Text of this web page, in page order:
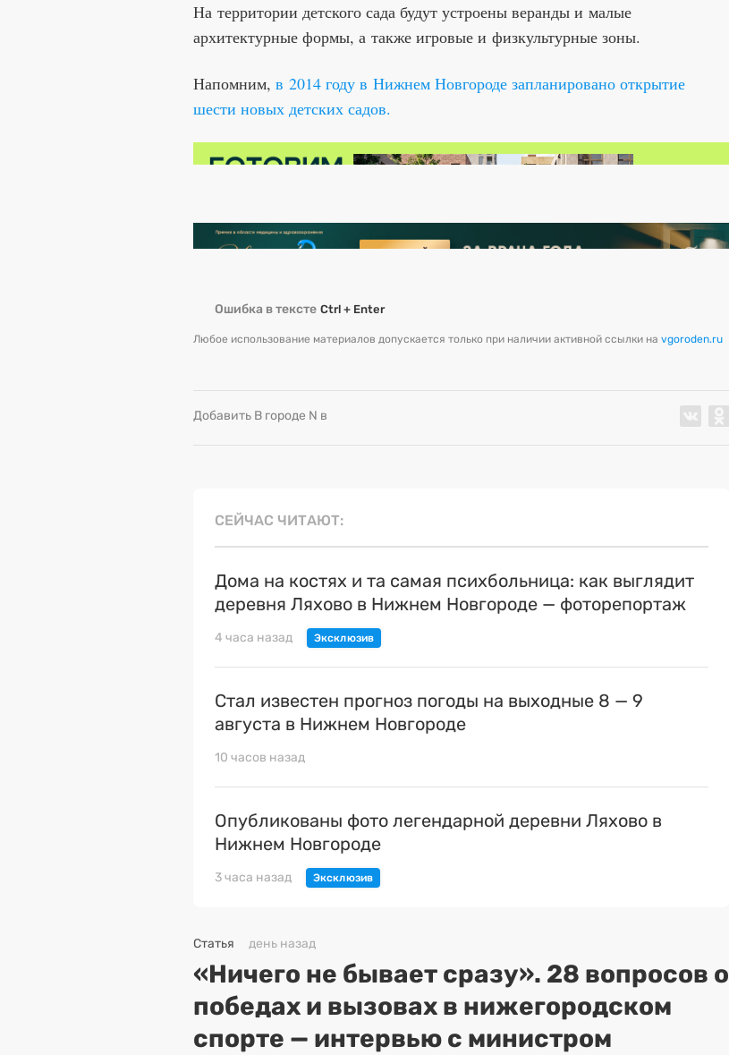
На территории детского сада будут устроены веранды и малые
архитектурные формы, а также игровые и физкультурные зоны.
Напомним, в 2014 году в Нижнем Новгороде запланировано открытие
шести новых детских садов.
Ошибка в тексте Ctrl + Enter
Любое использование материалов допускается только при наличии активной ссылки на vgoroden.ru
Добавить В городе N в
СЕЙЧАС ЧИТАЮТ
Дома на костях и та самая психбольница: как выглядит
деревня Ляхово в Нижнем Новгороде — фоторепортаж
4 часа назад
Стал известен прогноз погоды на выходные 8 — 9
августа в Нижнем Новгороде
10 часов назад
Опубликованы фото легендарной деревни Ляхово в
Нижнем Новгороде
3 часа назад
Статья день назад
«Ничего не бывает сразу». 28 вопросов о
победах и вызовах в нижегородском
спорте — интервью с министром